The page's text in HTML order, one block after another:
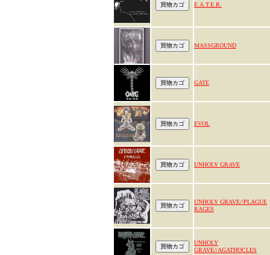
E.A.T.E.R.
MASSGROUND
GATE
EVOL
UNHOLY GRAVE
UNHOLY GRAVE//PLAGUE
RAGES
UNHOLY
GRAVE//AGATHOCLES